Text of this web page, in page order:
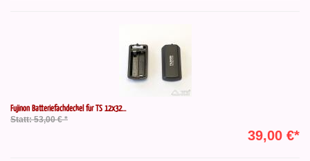
Fujinon Batteriefachdeckel für TS 12x32...
Statt: 53,00 € *
39,00 €*